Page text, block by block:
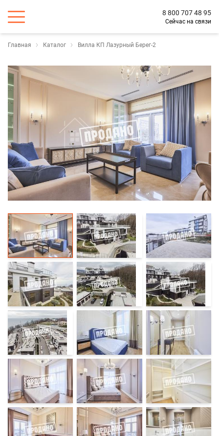
8 800 707 48 95
Сейчас на связи
Главная Каталог Вилла КП Лазурный Берег-2